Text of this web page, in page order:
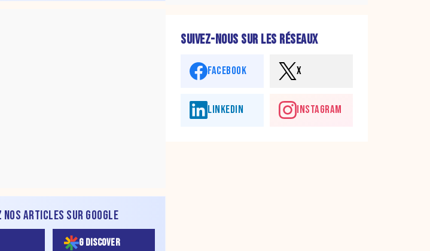
NOS ARTICLES SUR GOOGLE
G DISCOVER
SUIVEZ-NOUS SUR LES RÉSEAUX
FACEBOOK X
LINKEDIN INSTAGRAM